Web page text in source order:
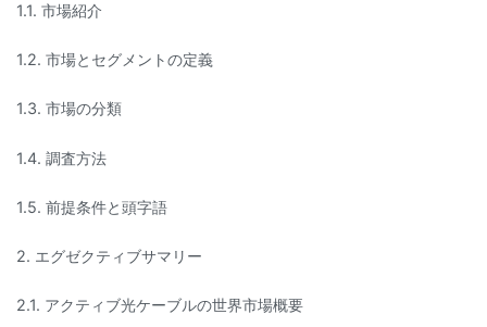
1.1. 市場紹介
1.2. 市場とセグメントの定義
1.3. 市場の分類
1.4. 調査方法
1.5. 前提条件と頭字語
2. エグゼクティブサマリー
2.1. アクティブ光ケーブルの世界市場概要